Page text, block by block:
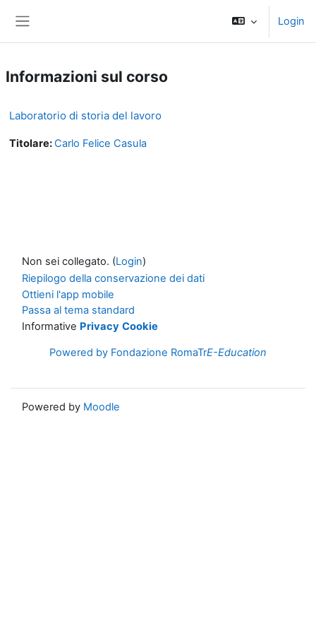
Login
Informazioni sul corso
Laboratorio di storia del lavoro
Titolare:Carlo Felice Casula
Non sei collegato. (Login)
Riepilogo della conservazione dei dati
Ottieni l'app mobile
Passa al tema standard
Informative Privacy Cookie
Powered by Fondazione RomaTrE-Education
Powered by Moodle